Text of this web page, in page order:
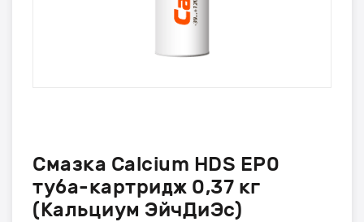
Смазка Calcium HDS EP0
туба-картридж 0,37 кг
(Кальциум ЭйчДиЭс)